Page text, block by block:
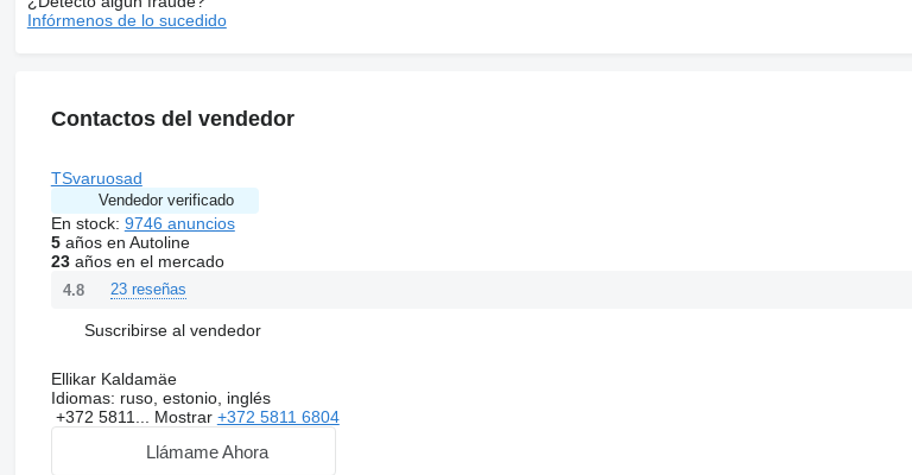
Infórmenos de lo sucedido
Contactos del vendedor
TSvaruosad
Vendedor verificado
En stock: 9746 anuncios
5años en Autoline
23años en el mercado
4.8 23 reseñas
Suscribirse al vendedor
Ellikar Kaldamäe
Idiomas: ruso, estonio, inglés
+372 5811... Mostrar +372 5811 6804
Llámame Ahora